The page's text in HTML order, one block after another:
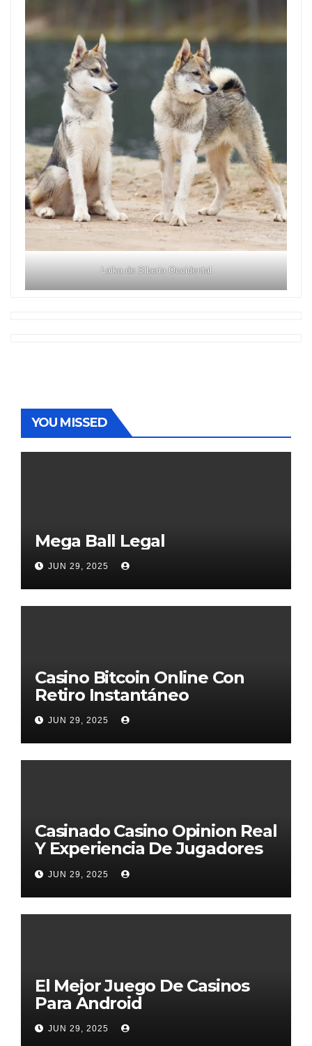
Laika de Siberia Occidental
YOU MISSED
Mega Ball Legal
JUN 29, 2025
Casino Bitcoin Online Con
Retiro Instantáneo
JUN 29, 2025
Casinado Casino Opinion Real
Y Experiencia De Jugadores
2026
JUN 29, 2025
El Mejor Juego De Casinos
Para Android
JUN 29, 2025